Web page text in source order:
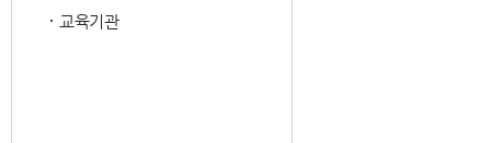
교육기관